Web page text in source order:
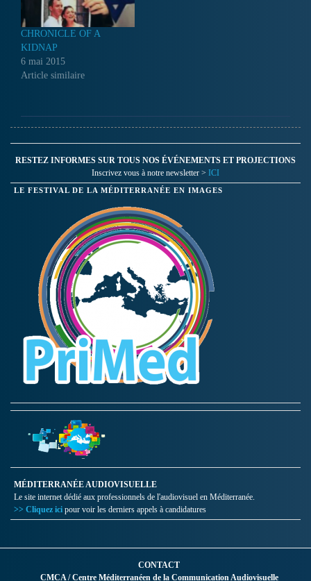
CHRONICLE OF A
KIDNAP
6 mai 2015
Article similaire
RESTEZ INFORMES SUR TOUS NOS ÉVÉNEMENTS ET PROJECTIONS
Inscrivez vous à notre newsletter > ICI
LE FESTIVAL DE LA MÉDITERRANÉE EN IMAGES
MÉDITERRANÉE AUDIOVISUELLE
Le site internet dédié aux professionnels de l'audiovisuel en Méditerranée.
>> Cliquez ici pour voir les derniers appels à candidatures
CONTACT
CMCA / Centre Méditerranéen de la Communication Audiovisuelle